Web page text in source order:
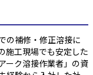
の補修・修正溶接に
施工現場でも安定した
ーク溶接作業者」の資